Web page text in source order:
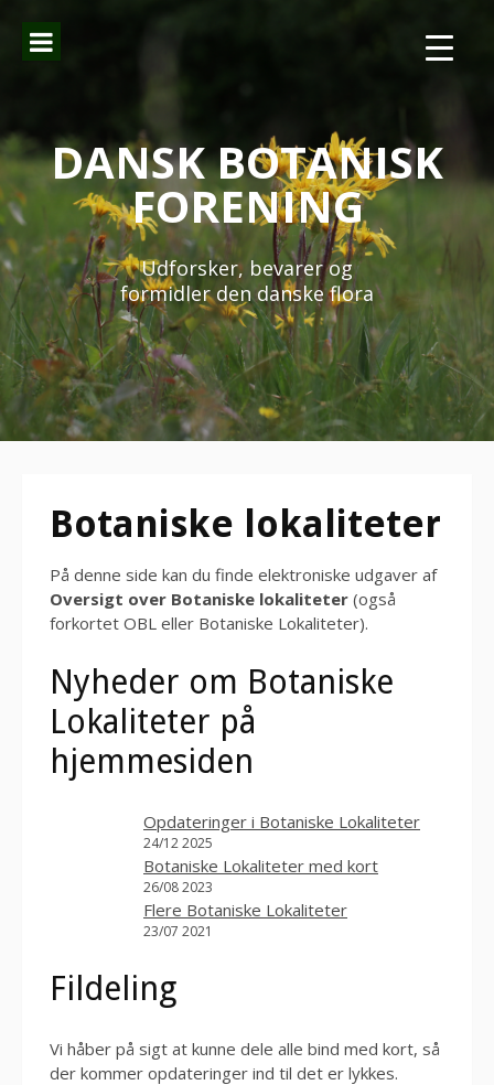
indhold
DANSK BOTANISK
FORENING
Udforsker, bevarer og
formidler den danske flora
Botaniske lokaliteter
På denne side kan du finde elektroniske udgaver af
Oversigt over Botaniske lokaliteter (også
forkortet OBL eller Botaniske Lokaliteter).
Nyheder om Botaniske
Lokaliteter på
hjemmesiden
Opdateringer i Botaniske Lokaliteter
24/12 2025
Botaniske Lokaliteter med kort
26/08 2023
Flere Botaniske Lokaliteter
23/07 2021
Fildeling
Vi håber på sigt at kunne dele alle bind med kort, så
der kommer opdateringer ind til det er lykkes.